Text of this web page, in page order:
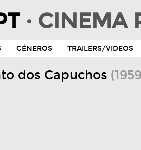
· CINEMA
GÉNEROS TRAILERS/VIDEOS
dos Capuchos